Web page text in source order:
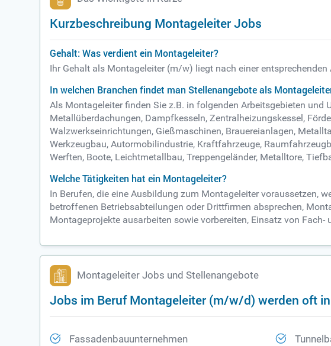
Kurzbeschreibung Montageleiter Jobs
Gehalt: Was verdient ein Montageleiter?
Ihr Gehalt als Montageleiter (m/w) liegt nach einer
In welchen Branchen findet man Stellenangebote als
Als Montageleiter finden Sie z.B. in folgenden Arbeitsgebieten und
Metallüberdachungen, Dampfkesseln, Zentralheizungskessel,
Walzwerkseinrichtungen, Gießmaschinen, Brauereianlagen,
Werkzeugbau, Autormobilindustrie, Kraftfahrzeuge,
Werften, Boote, Leichtmetallbau, Treppengeländer, Metalltore,
Welche Tätigkeiten hat ein Montageleiter?
In Berufen, die eine Ausbildung zum Montageleiter voraussetzen,
betroffenen Betriebsabteilungen oder Drittfirmen absprechen,
Montageprojekte ausarbeiten sowie vorbereiten, Einsatz von
Montageleiter Jobs und Stellenangebote
Jobs im Beruf Montageleiter (m/w/d) werden oft
Fassadenbauunternehmen